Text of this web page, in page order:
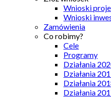
Wnioski
Wnioski
Zamówienia
Co robimy?
Cele
Programy
Działania
Działania
Działania
Działania